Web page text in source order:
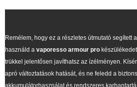
Remélem, hogy ez a részletes útmutató segített
használd a vaporesso armour pro
trükkel jelentősen javíthatsz az ízélményen.
apró változtatások hatását, és ne feledd a